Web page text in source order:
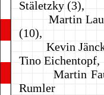
Stäletzky (3),
Martin Laue
(10),
Kevin Jänckel
Tino Eichentopf,
Martin Faust,
Rumler